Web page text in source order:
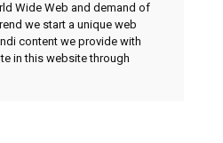
Wide Web and demand of
we start a unique web
content we provide with
in this website through